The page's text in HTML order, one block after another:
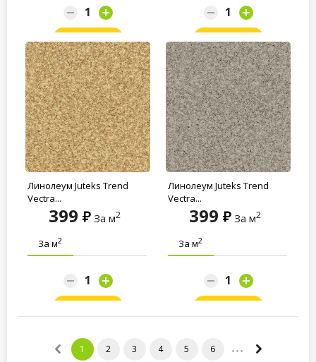
Линолеум Juteks Trend
Vectra...
399 За м2
За м2
Линолеум Juteks Trend
Vectra...
399 За м2
За м2
1 2 3 4 5 6